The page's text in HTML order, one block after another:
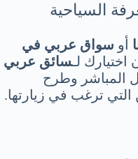
أو سواق عربي في
لـسائق عربي
المباشر وطرح
التي ترغب في زيارتها.